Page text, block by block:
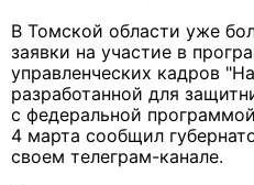
В Томской области уже
заявки на участие в
управленческих кадров
разработанной для
с федеральной
4 марта сообщил
своем телеграм-канале.